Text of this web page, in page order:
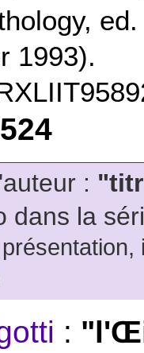
1993).
:
dans la
: